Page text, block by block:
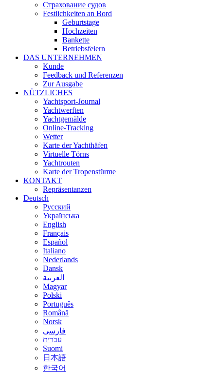
Страхование судов
Festlichkeiten an Bord
Geburtstage
Hochzeiten
Bankette
Betriebsfeiern
DAS UNTERNEHMEN
Kunde
Feedback und Referenzen
Zur Ausgabe
NÜTZLICHES
Yachtsport-Journal
Yachtwerften
Yachtgemälde
Online-Tracking
Wetter
Karte der Yachthäfen
Virtuelle Törns
Yachtrouten
Karte der Tropenstürme
KONTAKT
Repräsentanzen
Deutsch
Русский
Українська
English
Français
Español
Italiano
Nederlands
Dansk
العربية
Magyar
Polski
Português
Română
Norsk
فارسی
עברית
Suomi
日本語
한국어